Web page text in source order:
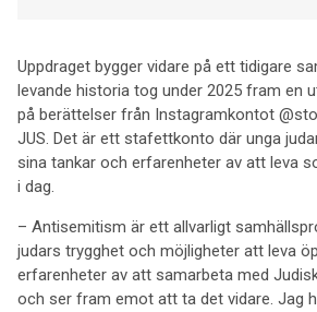
Uppdraget bygger vidare på ett tidigare
levande historia tog under 2025 fram en
på berättelser från Instagramkontot
JUS. Det är ett stafettkonto där unga
sina tankar och erfarenheter av att leva
i dag.
– Antisemitism är ett allvarligt
judars trygghet och möjligheter att leva
erfarenheter av att samarbeta med
och ser fram emot att ta det vidare. Jag